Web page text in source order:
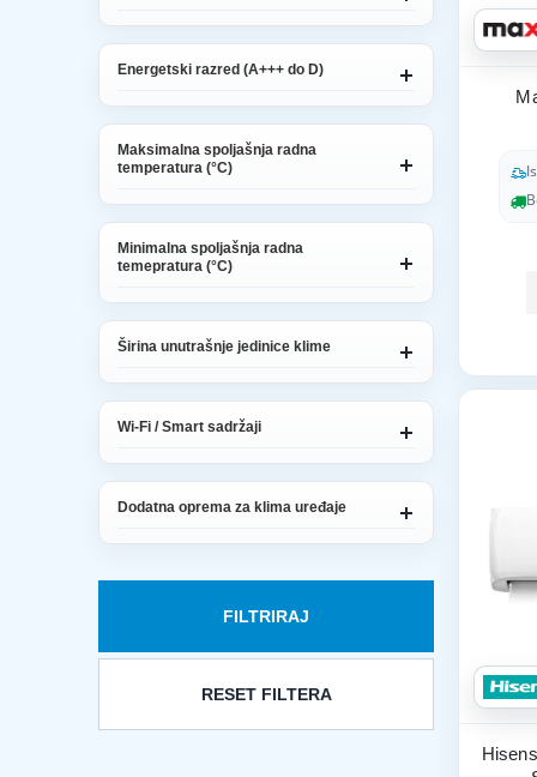
Energetski razred (A+++ do D)
Maksimalna spoljašnja radna
temperatura (°C)
Minimalna spoljašnja radna
temepratura (°C)
Širina unutrašnje jedinice klime
Wi-Fi / Smart sadržaji
Dodatna oprema za klima uređaje
FILTRIRAJ
RESET FILTERA